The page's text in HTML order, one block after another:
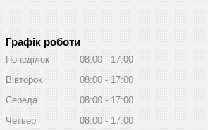
Графік роботи
Понеділок 08:00
17:00
Вівторок
08:00
17:00
Середа
08:00
17:00
Четвер
08:00
17:00